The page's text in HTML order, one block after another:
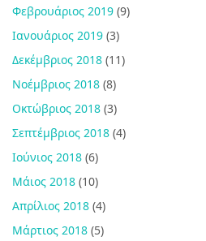
Φεβρουάριος 2019 (9)
Ιανουάριος 2019 (3)
Δεκέμβριος 2018 (11)
Νοέμβριος 2018 (8)
Οκτώβριος 2018 (3)
Σεπτέμβριος 2018 (4)
Ιούνιος 2018 (6)
Μάιος 2018 (10)
Απρίλιος 2018 (4)
Μάρτιος 2018 (5)